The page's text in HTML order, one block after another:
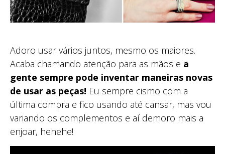
Adoro usar vários juntos, mesmo os maiores.
Acaba chamando atenção para as mãos e a
gente sempre pode inventar maneiras novas
de usar as peças! Eu sempre cismo com a
última compra e fico usando até cansar, mas vou
variando os complementos e aí demoro mais a
enjoar, hehehe!